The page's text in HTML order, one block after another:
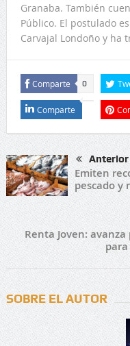
Granaba. También
Público. El postulado
Carvajal Londoño y ha
Comparte 0
Comparte
Anterior
Emiten
pescado y
Renta Joven:
SOBRE EL AUTOR